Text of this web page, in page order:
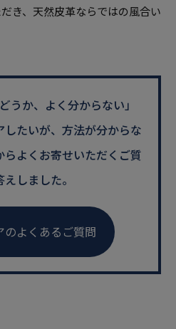
き、天然皮革ならではの風合い
うか、よく分からない」
したいが、方法が分からな
らよくお寄せいただくご質
しました。
のよくあるご質問